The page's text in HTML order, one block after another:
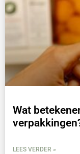
Wat
LEES VERDER »